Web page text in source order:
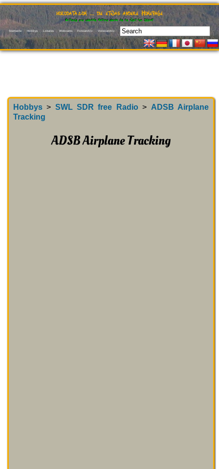
hokodata.com … die etwas andere Homepage
Entdecke eine lebendige Historie ebenso wie die Welt der Zukunft
Startseite Hobbys Lokales Webcams Fotoarchiv Videoarchiv
Hobbys> SWL SDR free Radio> ADSB Airplane
Tracking
ADSB Airplane Tracking